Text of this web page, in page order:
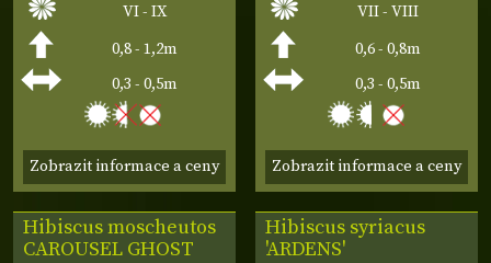
VI - IX
0,8 - 1,2m
0,3 - 0,5m
Zobrazit informace a ceny
VII - VIII
0,6 - 0,8m
0,3 - 0,5m
Zobrazit informace a ceny
Hibiscus moscheutos
CAROUSEL GHOST
Hibiscus syriacus
'ARDENS'